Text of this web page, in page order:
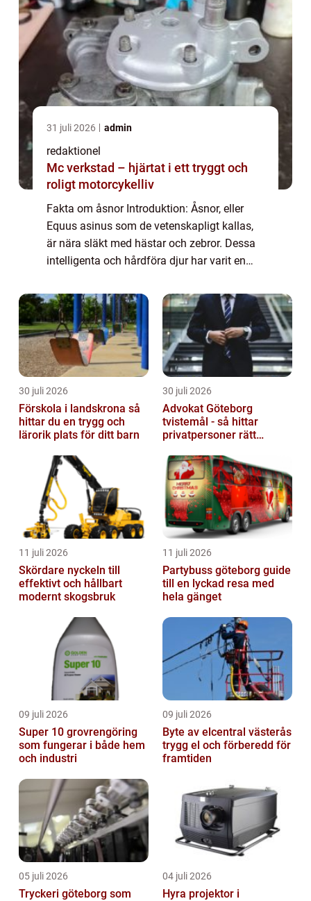
31 juli 2026 admin
redaktionel
Mc verkstad – hjärtat i ett tryggt och
roligt motorcykelliv
Fakta om åsnor Introduktion: Åsnor, eller
Equus asinus som de vetenskapligt kallas,
är nära släkt med hästar och zebror. Dessa
intelligenta och hårdföra djur har varit en
århundraden. I denna artikel kommer vi a...
30 juli 2026
Förskola i landskrona så
hittar du en trygg och
lärorik plats för ditt barn
30 juli 2026
Advokat Göteborg
tvistemål - så hittar
privatpersoner rätt
11 juli 2026
Skördare nyckeln till
effektivt och hållbart
modernt skogsbruk
11 juli 2026
Partybuss göteborg guide
till en lyckad resa med
hela gänget
09 juli 2026
Super 10 grovrengöring
som fungerar i både hem
och industri
09 juli 2026
Byte av elcentral västerås
trygg el och förberedd för
framtiden
05 juli 2026
Tryckeri göteborg som
04 juli 2026
Hyra projektor i